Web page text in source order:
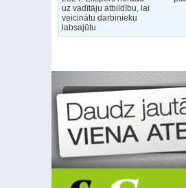
uz vadītāju atbildību, lai
veicinātu darbinieku
labsajūtu